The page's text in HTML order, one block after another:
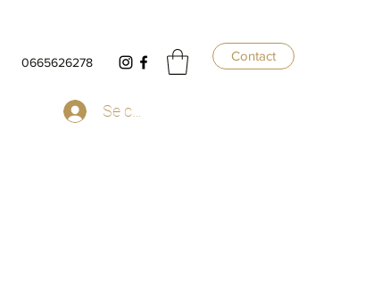
Se connecter
0665626278 Contact